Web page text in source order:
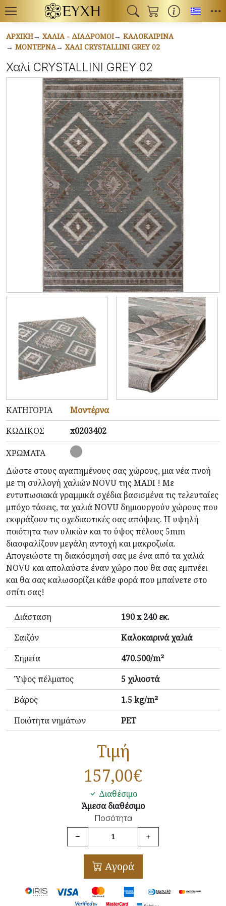
ΑΡΧΙΚΉ ΧΑΛΙΆ - ΔΙΆΔΡΟΜΟΙ
ΚΑΛΟΚΑΙΡΙΝΆ
ΜΟΝΤΈΡΝΑ
ΧΑΛΊ CRYSTALLINI GREY 02
Χαλί CRYSTALLINI GREY 02
ΚΑΤΗΓΟΡΊΑ
Μοντέρνα
ΚΩΔΙΚΌΣ
x0203402
ΧΡΏΜΑΤΑ
Δώστε στους αγαπημένους σας χώρους, μια νέα πνοή
με τη συλλογή χαλιών NOVU της MADI ! Με
εντυπωσιακά γραμμικά σχέδια βασισμένα τις τελευταίες
μπόχο τάσεις, τα χαλιά NOVU δημιουργούν χώρους που
εκφράζουν τις σχεδιαστικές σας απόψεις. Η υψηλή
ποιότητα των υλικών και το ύψος πέλους 5mm
διασφαλίζουν μεγάλη αντοχή και μακροζωία.
Απογειώστε τη διακόσμησή σας με ένα από τα χαλιά
NOVU και απολαύστε έναν χώρο που θα σας εμπνέει
και θα σας καλωσορίζει κάθε φορά που μπαίνετε στο
σπίτι σας!
Διάσταση
190 x 240 εκ.
Σαιζόν
Καλοκαιρινά χαλιά
Σημεία
470.500/m²
Ύψος πέλματος
5 χιλιοστά
Βάρος
1.5 kg/m²
Ποιότητα νημάτων
PET
Τιμή
157,00€
Διαθέσιμο
Άμεσα διαθέσιμο
Ποσότητα
Αγορά